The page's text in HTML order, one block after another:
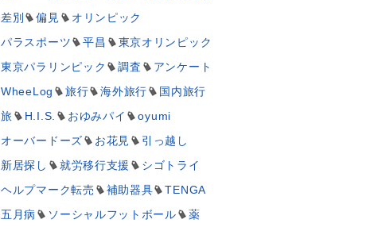
差別
偏見
オリンピック
パラスポーツ
平昌
東京オリンピック
東京パラリンピック
調査
アンケート
WheeLog
旅行 海外旅行
国内旅行
旅
H.I.S. おゆみパイ
oyumi
オーバードーズ
お花見
引っ越し
新居探し
就労移行支援
シゴトライ
ヘルプマーク転売
補助器具
TENGA
五月病
ソーシャルフットボール
薬